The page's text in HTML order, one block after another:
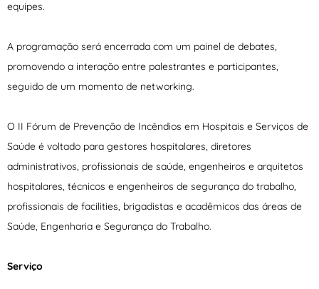
equipes.
A programação será encerrada com um painel de debates,
promovendo a interação entre palestrantes e participantes,
seguido de um momento de networking.
O II Fórum de Prevenção de Incêndios em Hospitais e Serviços de
Saúde é voltado para gestores hospitalares, diretores
administrativos, profissionais de saúde, engenheiros e arquitetos
hospitalares, técnicos e engenheiros de segurança do trabalho,
profissionais de facilities, brigadistas e acadêmicos das áreas de
Saúde, Engenharia e Segurança do Trabalho.
Serviço